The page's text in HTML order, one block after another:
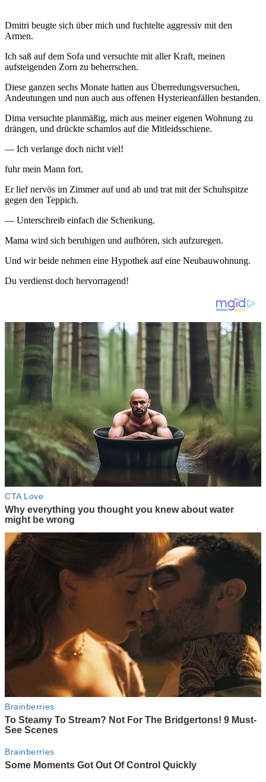
Dmitri beugte sich über mich und fuchtelte aggressiv mit den
Armen.
Ich saß auf dem Sofa und versuchte mit aller Kraft, meinen
aufsteigenden Zorn zu beherrschen.
Diese ganzen sechs Monate hatten aus Überredungsversuchen,
Andeutungen und nun auch aus offenen Hysterieanfällen bestanden.
Dima versuchte planmäßig, mich aus meiner eigenen Wohnung zu
drängen, und drückte schamlos auf die Mitleidsschiene.
— Ich verlange doch nicht viel!
fuhr mein Mann fort.
Er lief nervös im Zimmer auf und ab und trat mit der Schuhspitze
gegen den Teppich.
— Unterschreib einfach die Schenkung.
Mama wird sich beruhigen und aufhören, sich aufzuregen.
Und wir beide nehmen eine Hypothek auf eine Neubauwohnung.
Du verdienst doch hervorragend!